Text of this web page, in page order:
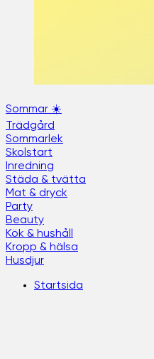
Sommar ☀️
Trädgård
Sommarlek
Skolstart
Inredning
Städa & tvätta
Mat & dryck
Party
Beauty
Kök & hushåll
Kropp & hälsa
Husdjur
Startsida